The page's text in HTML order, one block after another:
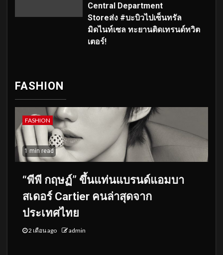
Central Department
Storeส่ง #บะบิวไปเซ็นทรัล
มิดไนท์เซล ทะยานติดเทรนด์ทวิต
เตอร์!
FASHION
FASHION
1 min read
“พีพี กฤษฏ์” ขึ้นแท่นแบรนด์แอมบา
สเดอร์ Cartier คนล่าสุดจาก
ประเทศไทย
2 เดือน ago admin